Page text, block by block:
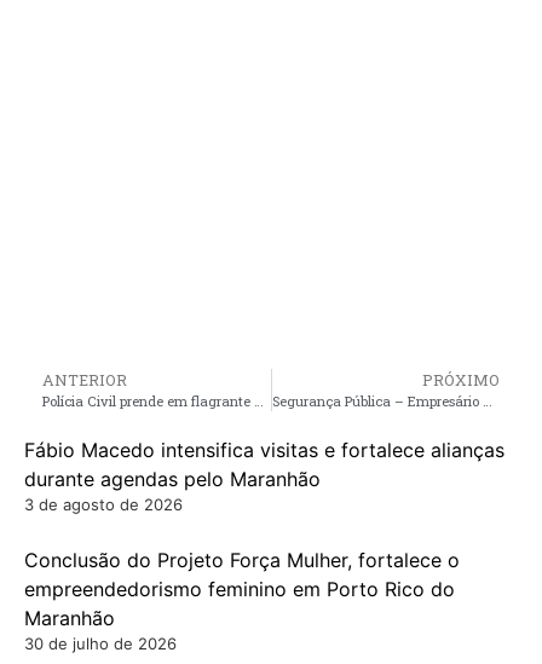
ANTERIOR
Polícia Civil prende em flagrante homem por agredir ex-companheira em Santa Helena
PRÓXIMO
Segurança Pública – Empresário André da Ralpnet, se propõem a fazer doação de sistema de monitoramento para Polícia Militar em Pinheiro
Fábio Macedo intensifica visitas e fortalece alianças
durante agendas pelo Maranhão
3 de agosto de 2026
Conclusão do Projeto Força Mulher, fortalece o
empreendedorismo feminino em Porto Rico do
Maranhão
30 de julho de 2026